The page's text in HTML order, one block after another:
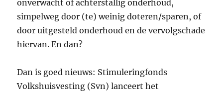
onverwacht of achterstallig onderhoud,
simpelweg door (te) weinig doteren/sparen, of
door uitgesteld onderhoud en de vervolgschade
hiervan. En dan?
Dan is goed nieuws: Stimuleringfonds
Volkshuisvesting (Svn) lanceert het